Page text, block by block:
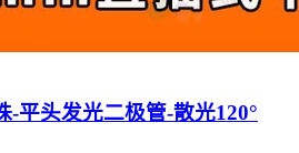
-平头发光二极管-散光120°